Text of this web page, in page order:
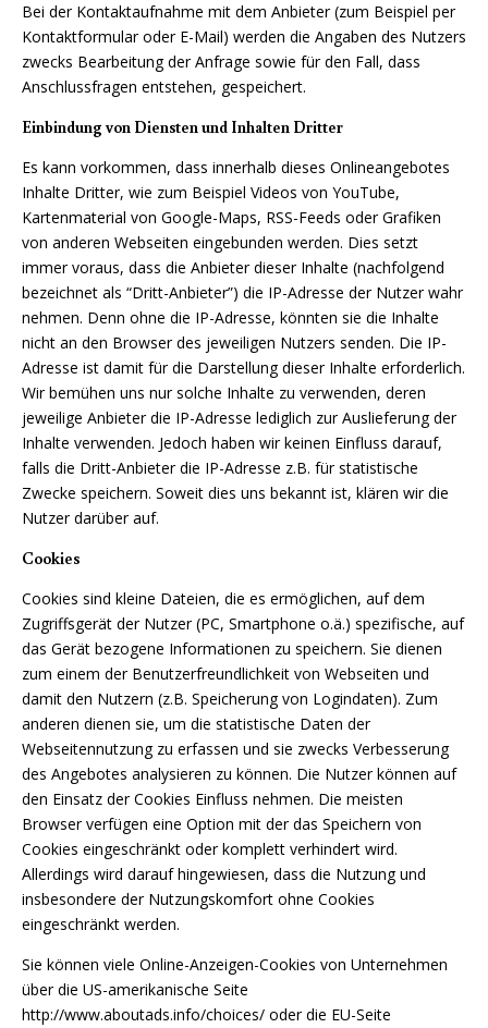
Bei der Kontaktaufnahme mit dem Anbieter (zum Beispiel per
Kontaktformular oder E-Mail) werden die Angaben des Nutzers
zwecks Bearbeitung der Anfrage sowie für den Fall, dass
Anschlussfragen entstehen, gespeichert.
Einbindung von Diensten und Inhalten Dritter
Es kann vorkommen, dass innerhalb dieses Onlineangebotes
Inhalte Dritter, wie zum Beispiel Videos von YouTube,
Kartenmaterial von Google-Maps, RSS-Feeds oder Grafiken
von anderen Webseiten eingebunden werden. Dies setzt
immer voraus, dass die Anbieter dieser Inhalte (nachfolgend
bezeichnet als “Dritt-Anbieter”) die IP-Adresse der Nutzer wahr
nehmen. Denn ohne die IP-Adresse, könnten sie die Inhalte
nicht an den Browser des jeweiligen Nutzers senden. Die IP-
Adresse ist damit für die Darstellung dieser Inhalte erforderlich.
Wir bemühen uns nur solche Inhalte zu verwenden, deren
jeweilige Anbieter die IP-Adresse lediglich zur Auslieferung der
Inhalte verwenden. Jedoch haben wir keinen Einfluss darauf,
falls die Dritt-Anbieter die IP-Adresse z.B. für statistische
Zwecke speichern. Soweit dies uns bekannt ist, klären wir die
Nutzer darüber auf.
Cookies
Cookies sind kleine Dateien, die es ermöglichen, auf dem
Zugriffsgerät der Nutzer (PC, Smartphone o.ä.) spezifische, auf
das Gerät bezogene Informationen zu speichern. Sie dienen
zum einem der Benutzerfreundlichkeit von Webseiten und
damit den Nutzern (z.B. Speicherung von Logindaten). Zum
anderen dienen sie, um die statistische Daten der
Webseitennutzung zu erfassen und sie zwecks Verbesserung
des Angebotes analysieren zu können. Die Nutzer können auf
den Einsatz der Cookies Einfluss nehmen. Die meisten
Browser verfügen eine Option mit der das Speichern von
Cookies eingeschränkt oder komplett verhindert wird.
Allerdings wird darauf hingewiesen, dass die Nutzung und
insbesondere der Nutzungskomfort ohne Cookies
eingeschränkt werden.
Sie können viele Online-Anzeigen-Cookies von Unternehmen
über die US-amerikanische Seite
http://www.aboutads.info/choices/ oder die EU-Seite